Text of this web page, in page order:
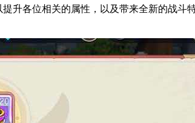
升各位相关的属性，以及带来全新的战斗